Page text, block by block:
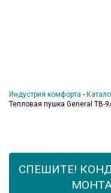
Индустрия комфорта -
Тепловая пушка General ТВ-
СПЕШИТЕ!